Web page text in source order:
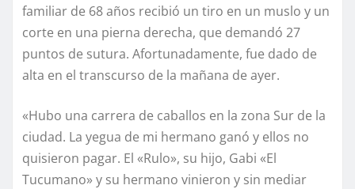
familiar de 68 años recibió un tiro en un muslo y un
corte en una pierna derecha, que demandó 27
puntos de sutura. Afortunadamente, fue dado de
alta en el transcurso de la mañana de ayer.
«Hubo una carrera de caballos en la zona Sur de la
ciudad. La yegua de mi hermano ganó y ellos no
quisieron pagar. El «Rulo», su hijo, Gabi «El
Tucumano» y su hermano vinieron y sin mediar